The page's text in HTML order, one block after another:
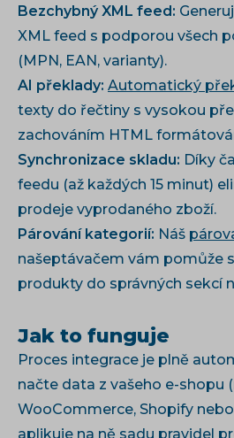
Bezchybný XML feed:
XML feed s podporou všech
(MPN, EAN, varianty).
AI překlady: Automatický
texty do řečtiny s vysokou
zachováním HTML
Synchronizace skladu: Díky
feedu (až každých 15 minut)
prodeje vyprodaného zboží.
Párování kategorií: Náš
našeptávačem vám pomůže
produkty do správných sekcí
Jak to funguje
Proces integrace je plně
načte data z vašeho e-shopu
WooCommerce, Shopify
aplikuje na ně sadu pravidel